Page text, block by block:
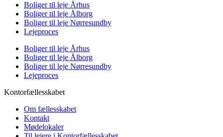
Boliger til leje Århus
Boliger til leje Ålborg
Boliger til leje Nørresundby
Lejeproces
Boliger til leje Århus
Boliger til leje Ålborg
Boliger til leje Nørresundby
Lejeproces
Kontorfællesskabet
Om fællesskabet
Kontakt
Mødelokaler